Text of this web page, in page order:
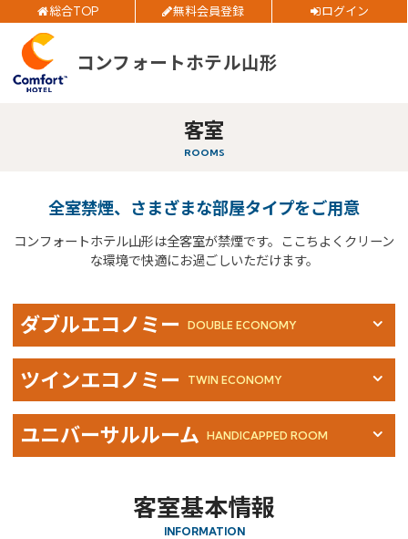
総合TOP 無料会員登録 ログイン
コンフォートホテル山形
公式サイトベストレート
お得 価格！
部屋数
大人人数
会員特典のご案内
予約確認・変更・キャンセル
客室
ROOMS
全室禁煙、さまざまな部屋タイプをご用意
コンフォートホテル山形は全客室が禁煙です。ここちよくクリーン
な環境で快適にお過ごしいただけます。
ダブルエコノミー DOUBLE ECONOMY
ツインエコノミー TWIN ECONOMY
ユニバーサルルーム HANDICAPPED ROOM
客室基本情報
INFORMATION
閉じる